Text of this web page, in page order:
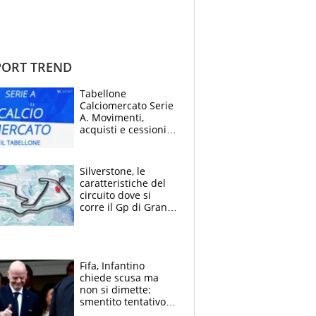
TREND
Tabellone
Calciomercato Serie
A. Movimenti,
acquisti e cessioni:
Silverstone, le
caratteristiche del
circuito dove si
corre il Gp di Gran
Fifa, Infantino
chiede scusa ma
non si dimette:
smentito tentativo di